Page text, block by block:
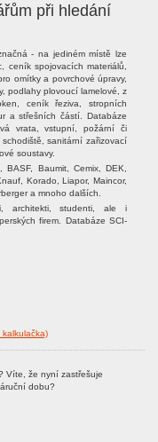
při hledání
- na jediném místě lze
spojovacích materiálů,
omítky a povrchové úpravy,
podlahy plovoucí lamelové, z
ceník řeziva, stropních
a střešních částí. Databáze
vrata, vstupní, požární či
sanitární zařizovací
soustavy.
Baumit, Cemix, DEK,
Korado, Liapor, Maincor,
a mnoho dalších.
architekti, studenti, ale i
firem. Databáze SCI-
Víte, že nyní zastřešuje
dobu?